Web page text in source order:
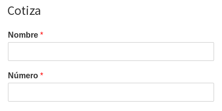
Cotiza
Nombre *
Número *